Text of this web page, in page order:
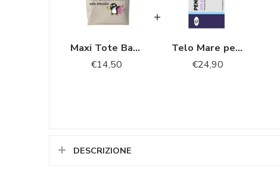
Maxi Tote Bag da mare “Anche quest’anno punterò tutto sulla simpatia”
€14,50
Telo Mare pensosialafine™ – 100% Ansia Sociale
€24,90
DESCRIZIONE